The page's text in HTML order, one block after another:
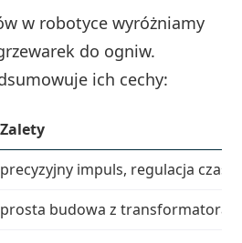
w robotyce wyróżniamy
do ogniw.
ich cechy:
Zalety
precyzyjny impuls, regulacja
prosta budowa z transformatora